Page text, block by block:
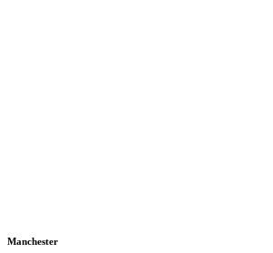
Manchester